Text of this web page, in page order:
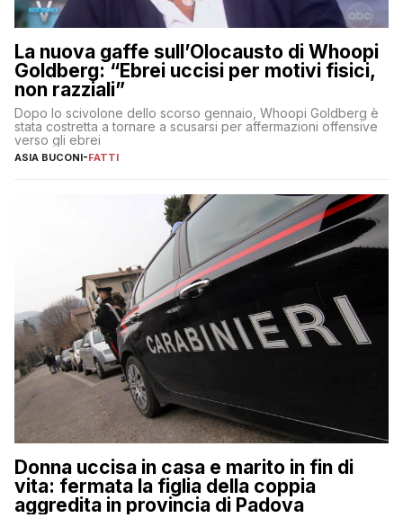
La nuova gaffe sull’Olocausto di Whoopi
Goldberg: “Ebrei uccisi per motivi fisici,
non razziali”
Dopo lo scivolone dello scorso gennaio, Whoopi Goldberg è
stata costretta a tornare a scusarsi per affermazioni offensive
verso gli ebrei
ASIA BUCONI-FATTI
Donna uccisa in casa e marito in fin di
vita: fermata la figlia della coppia
aggredita in provincia di Padova